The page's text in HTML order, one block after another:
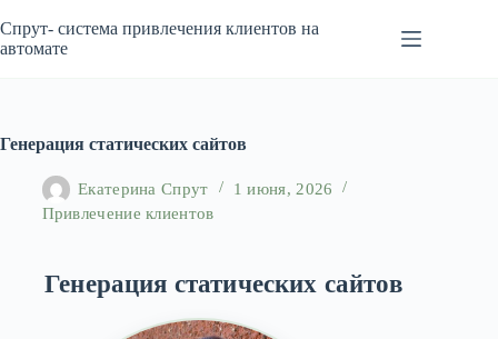
к
сути
Спрут- система привлечения клиентов на
автомате
Генерация статических сайтов
Екатерина Спрут
1 июня, 2026
Привлечение клиентов
Генерация статических сайтов